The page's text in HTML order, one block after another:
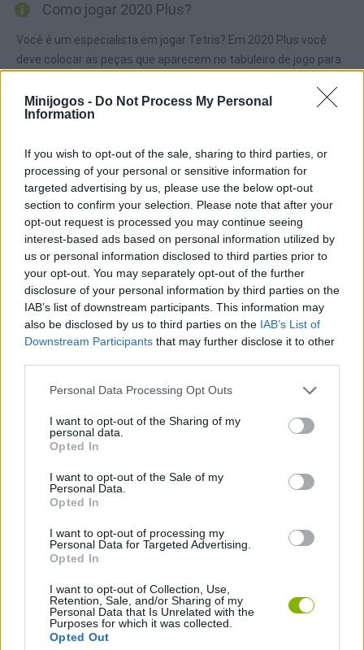
Minijogos - Do Not Process My Personal
Information
If you wish to opt-out of the sale, sharing to third parties, or
processing of your personal or sensitive information for
targeted advertising by us, please use the below opt-out
section to confirm your selection. Please note that after your
opt-out request is processed you may continue seeing
interest-based ads based on personal information utilized by
us or personal information disclosed to third parties prior to
your opt-out. You may separately opt-out of the further
disclosure of your personal information by third parties on the
IAB’s list of downstream participants. This information may
also be disclosed by us to third parties on the IAB’s List of
Downstream Participants that may further disclose it to other
Personal Data Processing Opt Outs
I want to opt-out of the Sharing of my
personal data.
Opted In
I want to opt-out of the Sale of my
Personal Data.
Opted In
I want to opt-out of processing my
Personal Data for Targeted Advertising.
Opted In
I want to opt-out of Collection, Use,
Retention, Sale, and/or Sharing of my
Personal Data that Is Unrelated with the
Purposes for which it was collected.
Opted Out
Como jogar 2020 Plus?
Você é um especialista em jogar Tetris? Em 2020 Plus você
deve colocar as peças que aparecem no tabuleiro de jogo para
JOGOS DE ESTRATÉGIA
COLEÇÕES DE JOGOS
JOGOS COM CONQUISTAS
JOGOS CLÁSSICOS
JOGOS CELULAR
JOGOS DE LÓGICA
JOGOS DE PENSAR
JOGOS DE PUZZLES E QUEBRA-CABEÇAS
JOGOS DE TETRIS
JOGOS COM VIDEO GUIAS